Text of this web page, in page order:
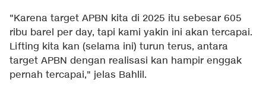
"Karena target APBN kita di 2025 itu sebesar 605
ribu barel per day, tapi kami yakin ini akan tercapai.
Lifting kita kan (selama ini) turun terus, antara
target APBN dengan realisasi kan hampir enggak
pernah tercapai," jelas Bahlil.